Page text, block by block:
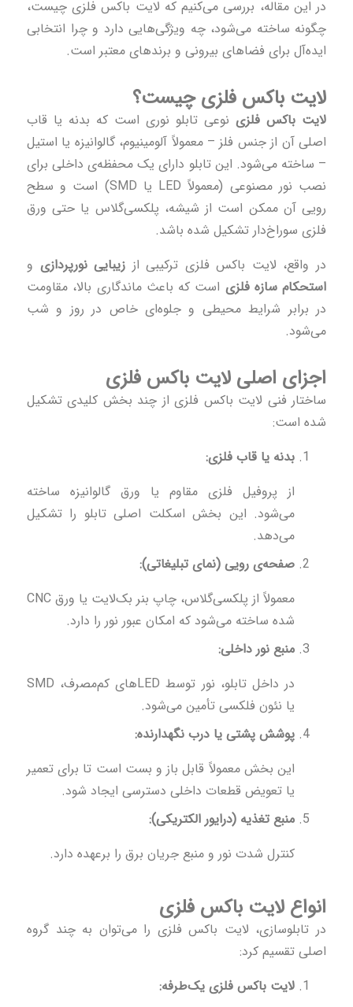
در این مقاله، بررسی می‌کنیم که لایت باکس فلزی چیست،
چگونه ساخته می‌شود، چه ویژگی‌هایی دارد و چرا انتخابی
ایده‌آل برای فضاهای بیرونی و برندهای معتبر است.
لایت باکس فلزی چیست؟
لایت باکس فلزی نوعی تابلو نوری است که بدنه یا قاب
اصلی آن از جنس فلز – معمولاً آلومینیوم، گالوانیزه یا استیل
– ساخته می‌شود. این تابلو دارای یک محفظه‌ی داخلی برای
نصب نور مصنوعی (معمولاً LED یا SMD) است و سطح
رویی آن ممکن است از شیشه، پلکسی‌گلاس یا حتی ورق
فلزی سوراخ‌دار تشکیل شده باشد.
در واقع، لایت باکس فلزی ترکیبی از زیبایی نورپردازی و
استحکام سازه فلزی است که باعث ماندگاری بالا، مقاومت
در برابر شرایط محیطی و جلوه‌ای خاص در روز و شب
می‌شود.
اجزای اصلی لایت باکس فلزی
ساختار فنی لایت باکس فلزی از چند بخش کلیدی تشکیل
شده است:
بدنه یا قاب فلزی:
از پروفیل فلزی مقاوم یا ورق گالوانیزه ساخته
می‌شود. این بخش اسکلت اصلی تابلو را تشکیل
می‌دهد.
صفحه‌ی رویی (نمای تبلیغاتی):
معمولاً از پلکسی‌گلاس، چاپ بنر بک‌لایت یا ورق CNC
شده ساخته می‌شود که امکان عبور نور را دارد.
منبع نور داخلی:
در داخل تابلو، نور توسط LEDهای کم‌مصرف، SMD
یا نئون فلکسی تأمین می‌شود.
پوشش پشتی یا درب نگهدارنده:
این بخش معمولاً قابل باز و بست است تا برای تعمیر
یا تعویض قطعات داخلی دسترسی ایجاد شود.
منبع تغذیه (درایور الکتریکی):
کنترل شدت نور و منبع جریان برق را برعهده دارد.
انواع لایت باکس فلزی
در تابلوسازی، لایت باکس فلزی را می‌توان به چند گروه
اصلی تقسیم کرد:
لایت باکس فلزی یک‌طرفه: